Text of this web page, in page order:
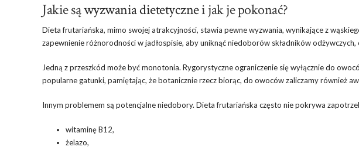
Jakie sąwyzwania dietetycznei jak je pokonać?
Dieta frutariańska, mimo swojej atrakcyjności, stawia pewne wyzwania, wynikające z
zapewnienie różnorodności w jadłospisie, aby uniknąć niedoborów składników
Jedną z przeszkód może być monotonia. Rygorystyczne ograniczenie się wyłącznie do
popularne gatunki, pamiętając, że botanicznie rzecz biorąc, do owoców zaliczamy również
Innym problemem są potencjalne niedobory. Dieta frutariańska często nie pokrywa
witaminę B12,
żelazo,